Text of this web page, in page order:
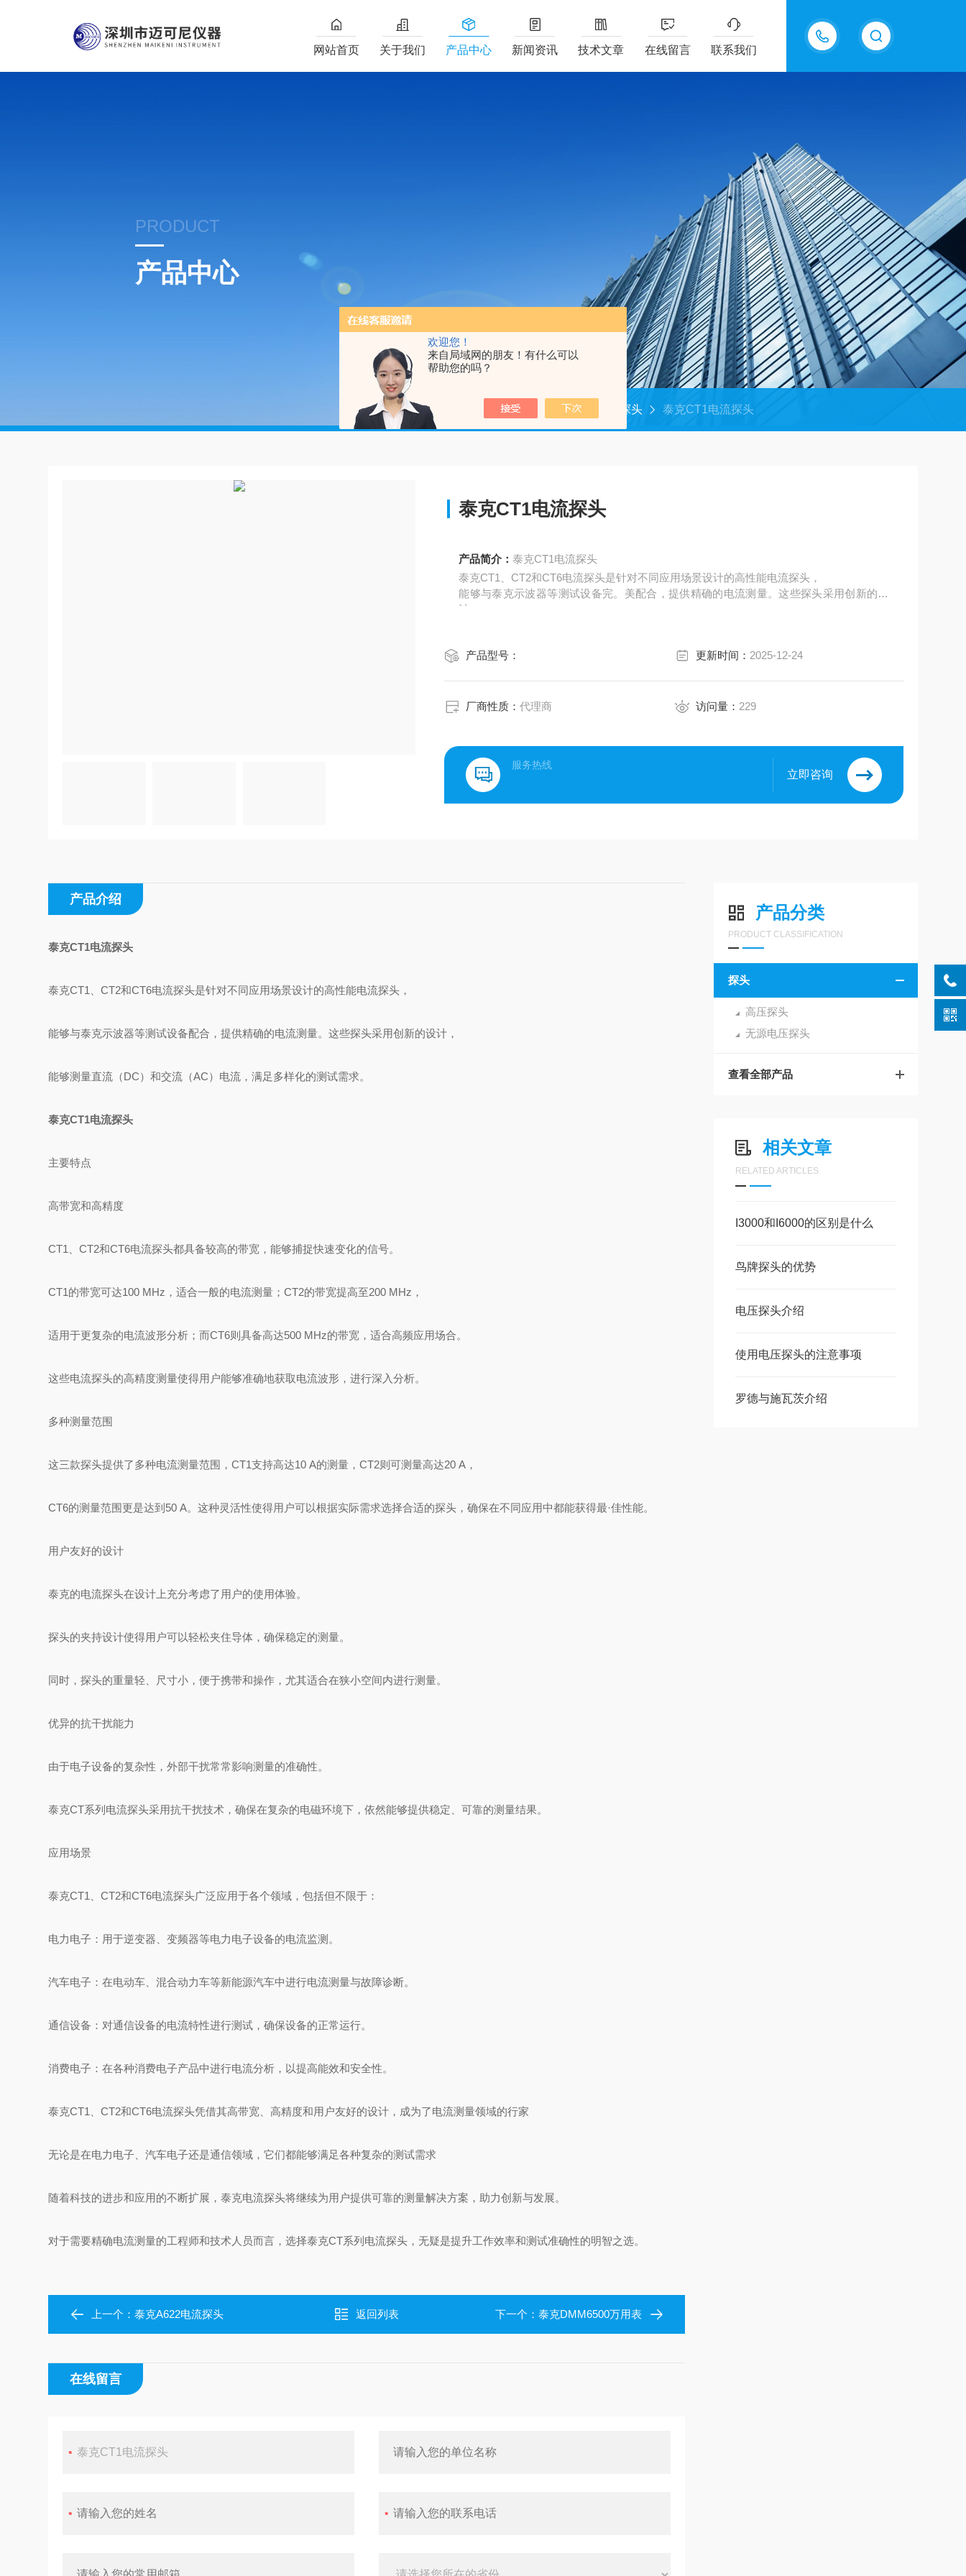
欢迎您！
来自局域网的朋友！有什么可以
帮助您的吗？
13826505971
网站首页 关于我们 产品中心 新闻资讯 技术文章 在线留言 联系我们
PRODUCT
产品中心
首页 产品中心 探头 泰克CT1电流探头
泰克CT1电流探头
产品简介：泰克CT1电流探头
泰克CT1、CT2和CT6电流探头是针对不同应用场景设计的高性能电流探头，
能够与泰克示波器等测试设备完。美配合，提供精确的电流测量。这些探头采用创新的设
计，
产品型号： 更新时间： 2025-12-24
厂商性质：代理商 访问量： 229
服务热线
立即咨询
产品分类
PRODUCT CLASSIFICATION
探头
高压探头
无源电压探头
查看全部产品
相关文章
RELATED ARTICLES
I3000和I6000的区别是什么
鸟牌探头的优势
电压探头介绍
使用电压探头的注意事项
罗德与施瓦茨介绍
产品介绍
泰克CT1电流探头
泰克CT1、CT2和CT6电流探头是针对不同应用场景设计的高性能电流探头，
能够与泰克示波器等测试设备配合，提供精确的电流测量。这些探头采用创新的设计，
能够测量直流（DC）和交流（AC）电流，满足多样化的测试需求。
泰克CT1电流探头
主要特点
高带宽和高精度
CT1、CT2和CT6电流探头都具备较高的带宽，能够捕捉快速变化的信号。
CT1的带宽可达100 MHz，适合一般的电流测量；CT2的带宽提高至200 MHz，
适用于更复杂的电流波形分析；而CT6则具备高达500 MHz的带宽，适合高频应用场合。
这些电流探头的高精度测量使得用户能够准确地获取电流波形，进行深入分析。
多种测量范围
这三款探头提供了多种电流测量范围，CT1支持高达10 A的测量，CT2则可测量高达20 A，
CT6的测量范围更是达到50 A。这种灵活性使得用户可以根据实际需求选择合适的探头，确保在不同应用中都能获得最·佳性能。
用户友好的设计
泰克的电流探头在设计上充分考虑了用户的使用体验。
探头的夹持设计使得用户可以轻松夹住导体，确保稳定的测量。
同时，探头的重量轻、尺寸小，便于携带和操作，尤其适合在狭小空间内进行测量。
优异的抗干扰能力
由于电子设备的复杂性，外部干扰常常影响测量的准确性。
泰克CT系列电流探头采用抗干扰技术，确保在复杂的电磁环境下，依然能够提供稳定、可靠的测量结果。
应用场景
泰克CT1、CT2和CT6电流探头广泛应用于各个领域，包括但不限于：
电力电子：用于逆变器、变频器等电力电子设备的电流监测。
汽车电子：在电动车、混合动力车等新能源汽车中进行电流测量与故障诊断。
通信设备：对通信设备的电流特性进行测试，确保设备的正常运行。
消费电子：在各种消费电子产品中进行电流分析，以提高能效和安全性。
泰克CT1、CT2和CT6电流探头凭借其高带宽、高精度和用户友好的设计，成为了电流测量领域的行家
无论是在电力电子、汽车电子还是通信领域，它们都能够满足各种复杂的测试需求
随着科技的进步和应用的不断扩展，泰克电流探头将继续为用户提供可靠的测量解决方案，助力创新与发展。
对于需要精确电流测量的工程师和技术人员而言，选择泰克CT系列电流探头，无疑是提升工作效率和测试准确性的明智之选。
上一个：泰克A622电流探头 返回列表 下一个： 泰克DMM6500万用表
在线留言